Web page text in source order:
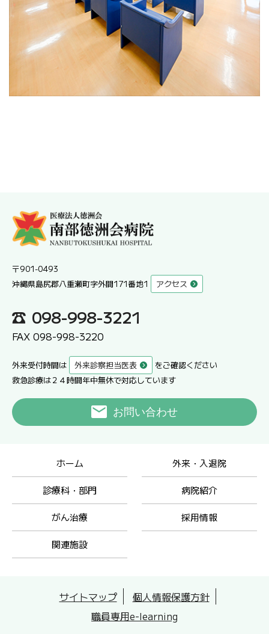
〒901-0493
沖縄県島尻郡八重瀬町字外間171番地1
アクセス
098-998-3221
FAX 098-998-3220
外来受付時間は 外来診察担当医表
をご確認ください
救急診療は２４時間年中無休で対応しています
お問い合わせ
ホーム 外来・入退院
診療科・部門 病院紹介
がん治療 採用情報
関連施設
サイトマップ
個人情報保護方針
職員専用e-learning